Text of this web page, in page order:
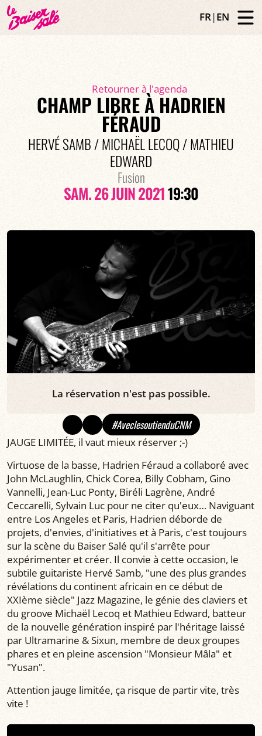
FR|EN
Retourner à l'agenda
CHAMP LIBRE À HADRIEN
FÉRAUD
HERVÉ SAMB / MICHAËL LECOQ / MATHIEU
EDWARD
Fusion
SAM. 26 JUIN 202119:30
La réservation n'est pas possible.
#AveclesoutienduCNM
JAUGE LIMITÉE, il vaut mieux réserver ;-)
Virtuose de la basse, Hadrien Féraud a collaboré avec
John McLaughlin, Chick Corea, Billy Cobham, Gino
Vannelli, Jean-Luc Ponty, Biréli Lagrène, André
Ceccarelli, Sylvain Luc pour ne citer qu'eux… Naviguant
entre Los Angeles et Paris, Hadrien déborde de
projets, d'envies, d'initiatives et à Paris, c'est toujours
sur la scène du Baiser Salé qu'il s'arrête pour
expérimenter et créer. Il convie à cette occasion, le
subtile guitariste Hervé Samb, "une des plus grandes
révélations du continent africain en ce début de
XXIème siècle" Jazz Magazine, le génie des claviers et
du groove Michaël Lecoq et Mathieu Edward, batteur
de la nouvelle génération inspiré par l'héritage laissé
par Ultramarine & Sixun, membre de deux groupes
phares et en pleine ascension "Monsieur Mâla" et
"Yusan".
Attention jauge limitée, ça risque de partir vite, très
vite !